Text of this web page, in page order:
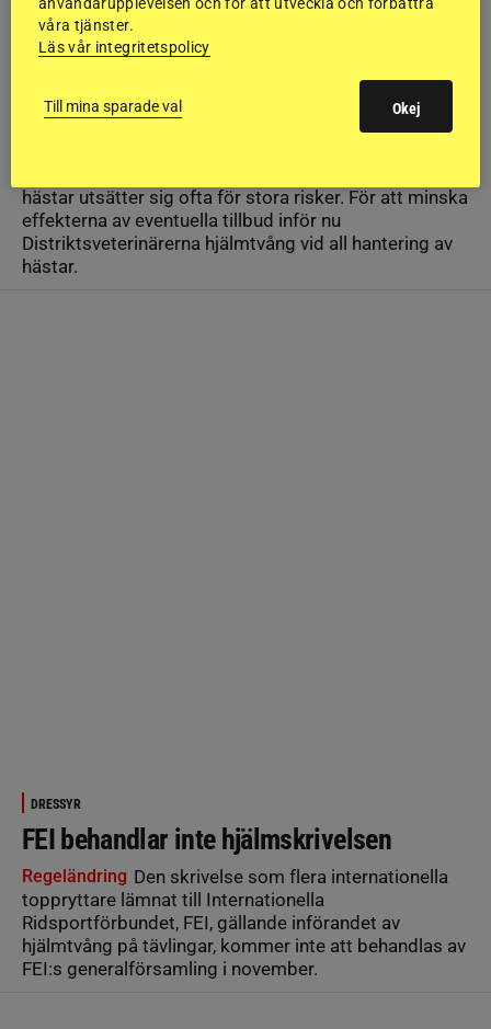
SVERIGE
Hjälmtvång för veterinärer införs
hästar utsätter sig ofta för stora risker. För att minska
effekterna av eventuella tillbud inför nu
Distriktsveterinärerna hjälmtvång vid all hantering av
hästar.
DRESSYR
FEI behandlar inte hjälmskrivelsen
Regeländring Den skrivelse som flera internationella
toppryttare lämnat till Internationella
Ridsportförbundet, FEI, gällande införandet av
hjälmtvång på tävlingar, kommer inte att behandlas av
FEI:s generalförsamling i november.
våra tjänster.
Läs vår integritetspolicy
Till mina sparade val Okej